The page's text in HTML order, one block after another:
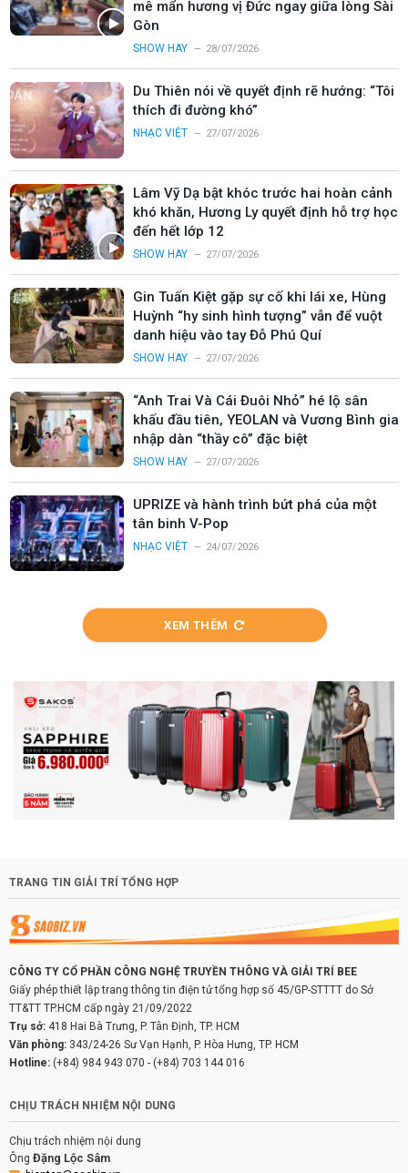
mê mẩn hương vị Đức ngay giữa lòng Sài
Gòn
SHOW HAY 28/07/2026
Du Thiên nói về quyết định rẽ hướng: “Tôi
thích đi đường khó”
NHẠC VIỆT 27/07/2026
Lâm Vỹ Dạ bật khóc trước hai hoàn cảnh
khó khăn, Hương Ly quyết định hỗ trợ học
đến hết lớp 12
SHOW HAY 27/07/2026
Gin Tuấn Kiệt gặp sự cố khi lái xe, Hùng
Huỳnh “hy sinh hình tượng” vẫn để vuột
danh hiệu vào tay Đỗ Phú Quí
SHOW HAY 27/07/2026
“Anh Trai Và Cái Đuôi Nhỏ” hé lộ sân
khấu đầu tiên, YEOLAN và Vương Bình gia
nhập dàn “thầy cô” đặc biệt
SHOW HAY 27/07/2026
UPRIZE và hành trình bứt phá của một
tân binh V-Pop
NHẠC VIỆT 24/07/2026
XEM THÊM
TRANG TIN GIẢI TRÍ TỔNG HỢP
CÔNG TY CỔ PHẦN CÔNG NGHỆ TRUYỀN THÔNG VÀ GIẢI TRÍ BEE
Giấy phép thiết lập trang thông tin điện tử tổng hợp số 45/GP-STTTT do Sở
TT&TT TP.HCM cấp ngày 21/09/2022
Trụ sở: 418 Hai Bà Trưng, P. Tân Định, TP. HCM
Văn phòng: 343/24-26 Sư Vạn Hạnh, P. Hòa Hưng, TP. HCM
Hotline: (+84) 984 943 070 - (+84) 703 144 016
CHỊU TRÁCH NHIỆM NỘI DUNG
Chịu trách nhiệm nội dung
Ông Đặng Lộc Sâm